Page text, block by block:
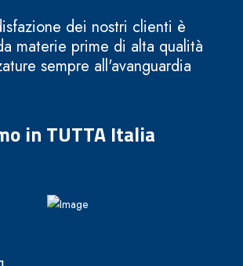
dei nostri clienti è
materie prime di alta qualità
sempre all'avanguardia
in TUTTA Italia